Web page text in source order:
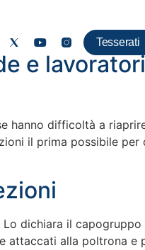
Tesserati
e
hanno difficoltà a
il prima possibile per
dichiara il capogruppo
attaccati alla poltrona e